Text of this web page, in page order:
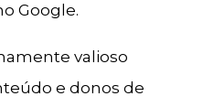
Google.
valioso
e donos de